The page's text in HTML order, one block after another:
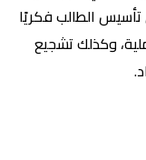
الطالب فكريًا
وكذلك تشجيع